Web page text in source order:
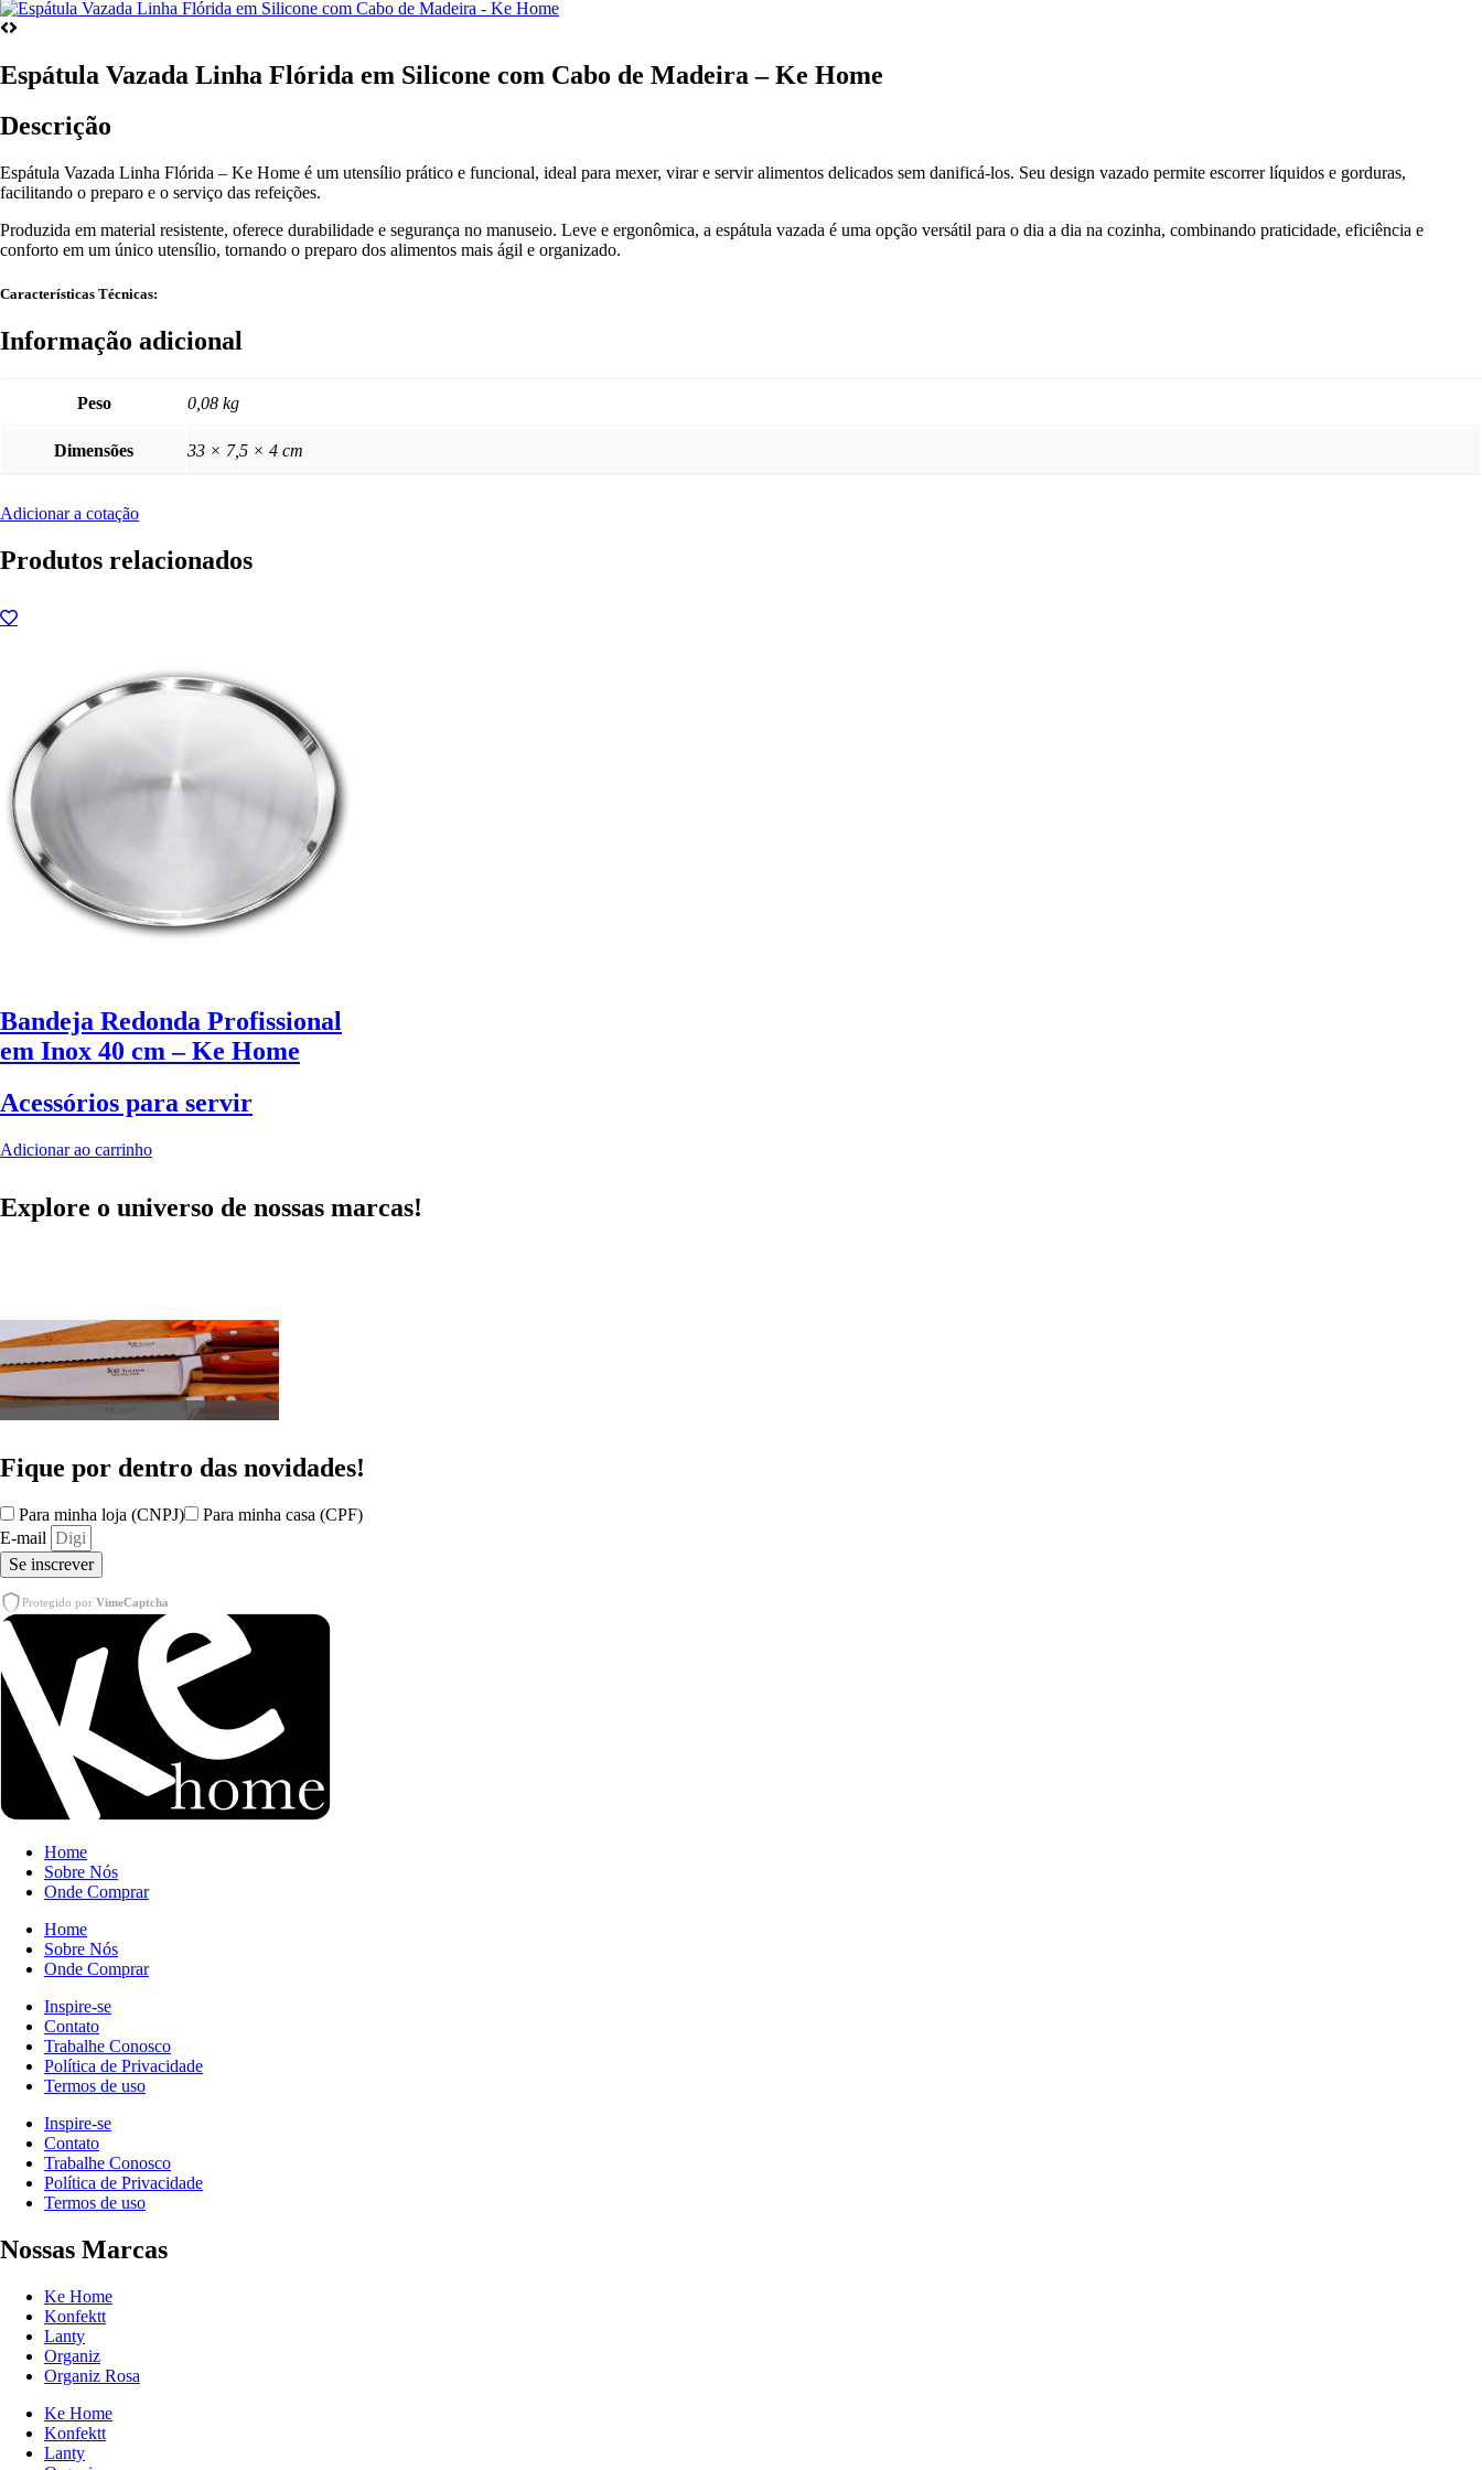
Espátula Vazada Linha Flórida em Silicone com Cabo de Madeira – Ke Home
Descrição
Espátula Vazada Linha Flórida – Ke Home é um utensílio prático e funcional, ideal para mexer, virar e servir alimentos delicados sem danificá-los. Seu design vazado permite escorrer líquidos e gorduras,
facilitando o preparo e o serviço das refeições.
Produzida em material resistente, oferece durabilidade e segurança no manuseio. Leve e ergonômica, a espátula vazada é uma opção versátil para o dia a dia na cozinha, combinando praticidade, eficiência e
conforto em um único utensílio, tornando o preparo dos alimentos mais ágil e organizado.
Características Técnicas:
Informação adicional
Peso 0,08 kg
Dimensões 33 × 7,5 × 4 cm
Adicionar a cotação
Produtos relacionados
Bandeja Redonda Profissional
em Inox 40 cm – Ke Home
Acessórios para servir
Adicionar ao carrinho
Explore o universo de nossas marcas!
Utensílios do Lar
Fique por dentro das novidades!
Para minha loja (CNPJ)
Para minha casa (CPF)
E-mail
Se inscrever
Protegido por VimeCaptcha
Home
Sobre Nós
Onde Comprar
Home
Sobre Nós
Onde Comprar
Inspire-se
Contato
Trabalhe Conosco
Política de Privacidade
Termos de uso
Inspire-se
Contato
Trabalhe Conosco
Política de Privacidade
Termos de uso
Nossas Marcas
Ke Home
Konfektt
Lanty
Organiz
Organiz Rosa
Ke Home
Konfektt
Lanty